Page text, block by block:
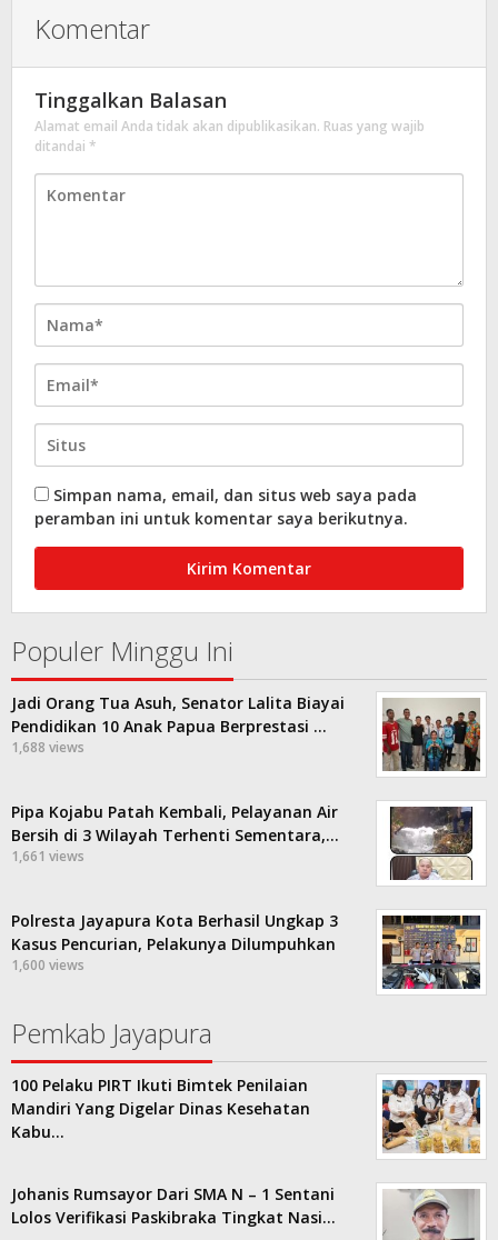
Komentar
Tinggalkan Balasan
Alamat email Anda tidak akan dipublikasikan. Ruas yang wajib
ditandai *
Simpan nama, email, dan situs web saya pada
peramban ini untuk komentar saya berikutnya.
Populer Minggu Ini
Jadi Orang Tua Asuh, Senator Lalita Biayai
Pendidikan 10 Anak Papua Berprestasi …
1,688 views
Pipa Kojabu Patah Kembali, Pelayanan Air
Bersih di 3 Wilayah Terhenti Sementara,…
1,661 views
Polresta Jayapura Kota Berhasil Ungkap 3
Kasus Pencurian, Pelakunya Dilumpuhkan
1,600 views
Pemkab Jayapura
100 Pelaku PIRT Ikuti Bimtek Penilaian
Mandiri Yang Digelar Dinas Kesehatan
Kabu…
Johanis Rumsayor Dari SMA N – 1 Sentani
Lolos Verifikasi Paskibraka Tingkat Nasi…